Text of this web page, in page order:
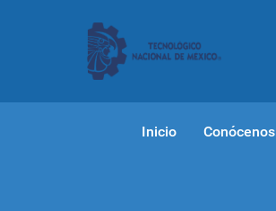
Inicio Conócenos